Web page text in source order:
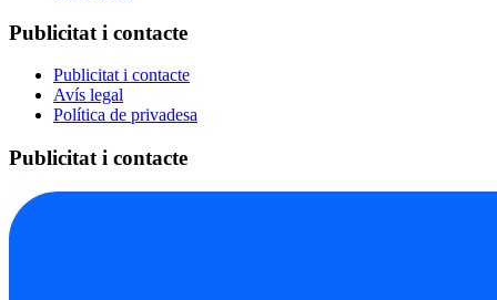
Publicitat i contacte
Publicitat i contacte
Avís legal
Política de privadesa
Publicitat i contacte